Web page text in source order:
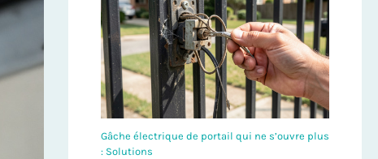
Gâche électrique de portail qui ne s’ouvre plus
: Solutions